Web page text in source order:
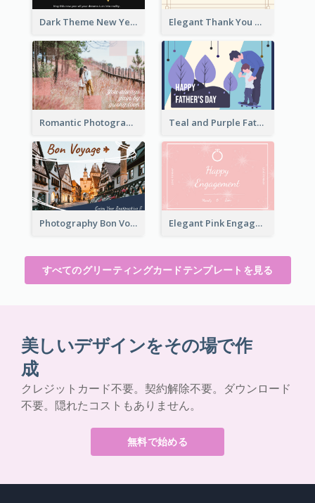
Dark Theme New Year Celebration Card Elegant Thank You Note Greeting Card
Romantic Photography Greeting Card Teal and Purple Father's Day Celebration Card
Photography Bon Voyage Card For Backpacker Elegant Pink Engagement Greeting Card
すべてのグリーティングカードテンプレートを見る
美しいデザインをその場で作
成
クレジットカード不要。契約解除不要。ダウンロード
不要。隠れたコストもありません。
無料で始める